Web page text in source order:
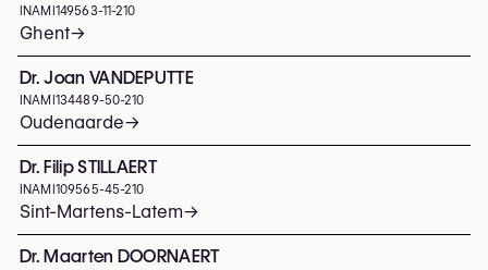
INAMI 149563-11-210
Ghent→
Dr. Joan VANDEPUTTE
INAMI 134489-50-210
Oudenaarde→
Dr. Filip STILLAERT
INAMI 109565-45-210
Sint-Martens-Latem→
Dr. Maarten DOORNAERT